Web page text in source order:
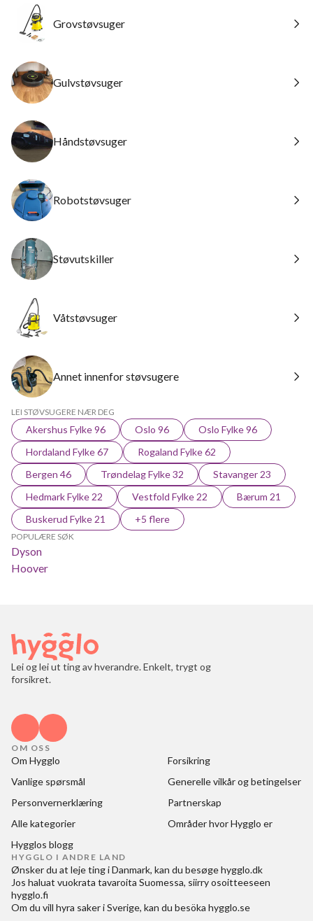
Grovstøvsuger
Gulvstøvsuger
Håndstøvsuger
Robotstøvsuger
Støvutskiller
Våtstøvsuger
Annet innenfor støvsugere
LEI STØVSUGERE NÆR DEG
Akershus Fylke 96 Oslo 96
Oslo Fylke 96
Hordaland Fylke 67
Rogaland Fylke 62
Bergen 46
Trøndelag Fylke 32
Stavanger 23
Hedmark Fylke 22
Vestfold Fylke 22
Bærum 21
Buskerud Fylke 21
+5 flere
POPULÆRE SØK
Dyson
Hoover
Lei og lei ut ting av hverandre. Enkelt, trygt og
forsikret.
OM OSS
Om Hygglo
Forsikring
Vanlige spørsmål
Generelle vilkår og betingelser
Personvernerklæring
Partnerskap
Alle kategorier
Områder hvor Hygglo er
Hygglos blogg
HYGGLO I ANDRE LAND
Ønsker du at leje ting i Danmark, kan du besøgehygglo.dk
Jos haluat vuokrata tavaroita Suomessa, siirry osoitteeseen
hygglo.fi
Om du vill hyra saker i Sverige, kan du besöka hygglo.se